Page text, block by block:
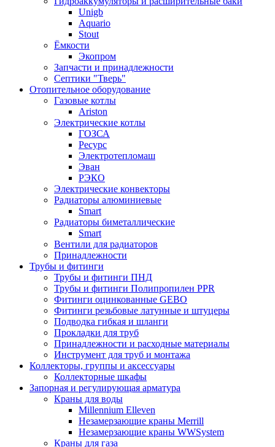
Unigb
Aquario
Stout
Ёмкости
Экопром
Запчасти и принадлежности
Септики "Тверь"
Отопительное оборудование
Газовые котлы
Ariston
Электрические котлы
ГОЗСА
Ресурс
Электротепломаш
Эван
РЭКО
Электрические конвекторы
Радиаторы алюминиевые
Smart
Радиаторы биметаллические
Smart
Вентили для радиаторов
Принадлежности
Трубы и фитинги
Трубы и фитинги ПНД
Трубы и фитинги Полипропилен PPR
Фитинги оцинкованные GEBO
Фитинги резьбовые латунные и штуцеры
Подводка гибкая и шланги
Прокладки для труб
Принадлежности и расходные материалы
Инструмент для труб и монтажа
Коллекторы, группы и аксессуары
Коллекторные шкафы
Запорная и регулирующая арматура
Краны для воды
Millennium Elleven
Незамерзающие краны Merrill
Незамерзающие краны WWSystem
Краны для газа